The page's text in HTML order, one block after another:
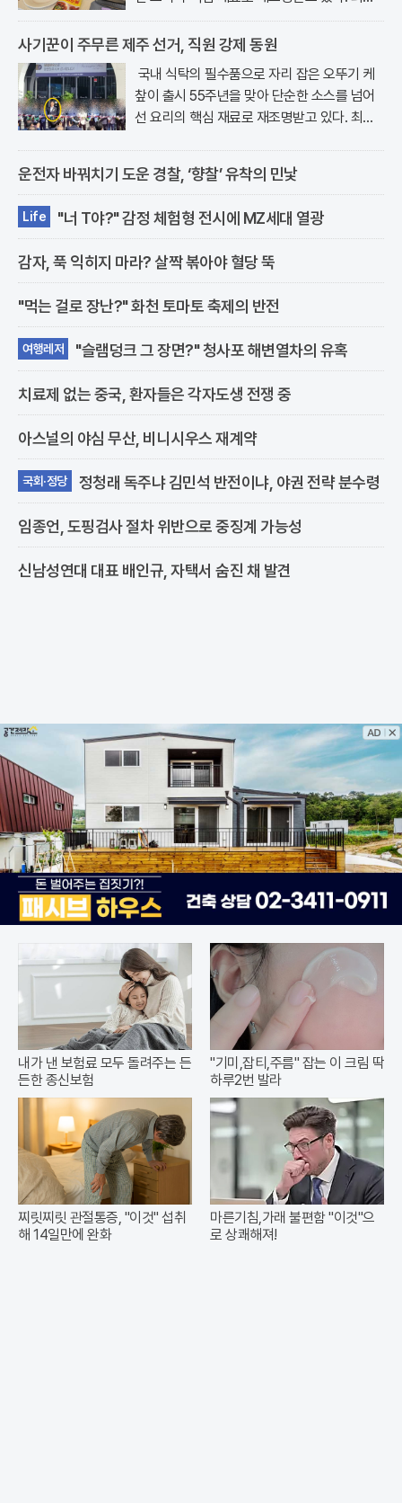
서울 강남구 논현동에 위치한 오키친..
사기꾼이 주무른 제주 선거, 직원 강제 동원
국내 식탁의 필수품으로 자리 잡은 오뚜기 케
챂이 출시 55주년을 맞아 단순한 소스를 넘어
선 요리의 핵심 재료로 재조명받고 있다. 최근
운전자 바꿔치기 도운 경찰, ‘향찰’ 유착의 민낯
Life "너 T야?" 감정 체험형 전시에 MZ세대 열광
감자, 푹 익히지 마라? 살짝 볶아야 혈당 뚝
"먹는 걸로 장난?" 화천 토마토 축제의 반전
여행레저 "슬램덩크 그 장면?" 청사포 해변열차의 유혹
치료제 없는 중국, 환자들은 각자도생 전쟁 중
아스널의 야심 무산, 비니시우스 재계약
국회·정당 정청래 독주냐 김민석 반전이냐, 야권 전략 분수령
임종언, 도핑검사 절차 위반으로 중징계 가능성
신남성연대 대표 배인규, 자택서 숨진 채 발견
내가 낸 보험료 모두 돌려주는 든
든한 종신보험
"기미,잡티,주름" 잡는 이 크림 딱
하루2번 발라
찌릿찌릿 관절통증, "이것" 섭취
해 14일만에 완화
마른기침,가래 불편함 "이것"으
로 상쾌해져!